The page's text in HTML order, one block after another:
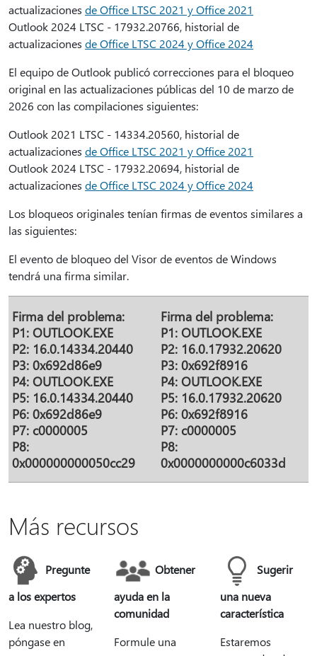
actualizaciones de Office LTSC 2021 y Office 2021
Outlook 2024 LTSC - 17932.20766, historial de
actualizaciones de Office LTSC 2024 y Office 2024
El equipo de Outlook publicó correcciones para el bloqueo
original en las actualizaciones públicas del 10 de marzo de
2026 con las compilaciones siguientes:
Outlook 2021 LTSC - 14334.20560, historial de
actualizaciones de Office LTSC 2021 y Office 2021
Outlook 2024 LTSC - 17932.20694, historial de
actualizaciones de Office LTSC 2024 y Office 2024
Los bloqueos originales tenían firmas de eventos similares a
las siguientes:
El evento de bloqueo del Visor de eventos de Windows
tendrá una firma similar.
Firma del problema:
P1: OUTLOOK.EXE
P2: 16.0.14334.20440
P3: 0x692d86e9
P4: OUTLOOK.EXE
P5: 16.0.14334.20440
P6: 0x692d86e9
P7: c0000005
P8:
0x000000000050cc29
Firma del problema:
P1: OUTLOOK.EXE
P2: 16.0.17932.20620
P3: 0x692f8916
P4: OUTLOOK.EXE
P5: 16.0.17932.20620
P6: 0x692f8916
P7: c0000005
P8:
0x0000000000c6033d
Más recursos
Pregunte
a los expertos
Lea nuestro blog,
póngase en
Obtener
ayuda en la
comunidad
Formule una
Sugerir
una nueva
característica
Estaremos